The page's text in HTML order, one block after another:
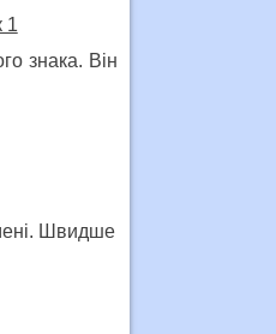
1
знака. Вiн
Швидше